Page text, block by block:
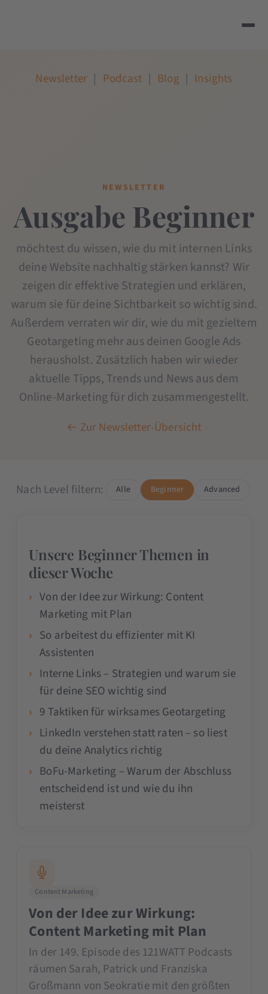
Newsletter | Podcast | Blog | Insights
NEWSLETTER
Ausgabe Beginner
möchtest du wissen, wie du mit internen Links
deine Website nachhaltig stärken kannst? Wir
zeigen dir effektive Strategien und erklären,
warum sie für deine Sichtbarkeit so wichtig sind.
Außerdem verraten wir dir, wie du mit gezieltem
Geotargeting mehr aus deinen Google Ads
herausholst. Zusätzlich haben wir wieder
aktuelle Tipps, Trends und News aus dem
Online-Marketing für dich zusammengestellt.
← Zur Newsletter-Übersicht
Nach Level filtern: Alle Beginner Advanced
Unsere Beginner Themen in
dieser Woche
Von der Idee zur Wirkung: Content
Marketing mit Plan
So arbeitest du effizienter mit KI
Assistenten
Interne Links – Strategien und warum sie
für deine SEO wichtig sind
9 Taktiken für wirksames Geotargeting
LinkedIn verstehen statt raten – so liest
du deine Analytics richtig
BoFu-Marketing – Warum der Abschluss
entscheidend ist und wie du ihn
meisterst
Content Marketing
Von der Idee zur Wirkung:
Content Marketing mit Plan
In der 149. Episode des 121WATT Podcasts
räumen Sarah, Patrick und Franziska
Großmann von Seokratie mit den größten